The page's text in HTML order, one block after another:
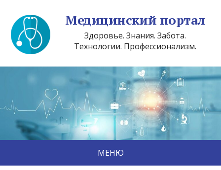
Медицинский портал
Здоровье. Знания. Забота.
Технологии. Профессионализм.
МЕНЮ